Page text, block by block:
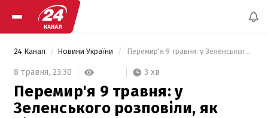
24 Канал Новини України Перемир'я 9 травня: у Зеленського розповіли, як діятиме Україна
8 травня, 23:30 3 хв
Перемир'я 9 травня: у
Зеленського розповіли, як